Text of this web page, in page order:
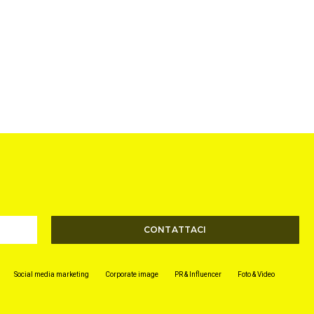
CONTATTACI
Social media marketing Corporate image PR & Influencer​ Foto & Video